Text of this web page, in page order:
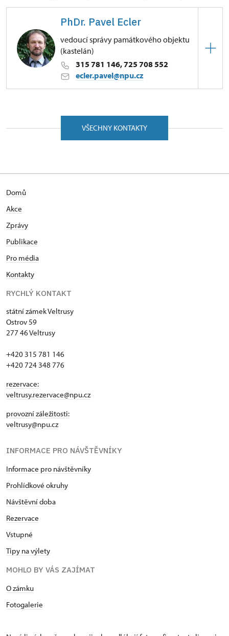
PhDr. Pavel Ecler
vedoucí správy památkového objektu
(kastelán)
315 781 146, 725 708 552
ecler.pavel@npu.cz
Ostrov 59/, Veltrusy 27746
opravit na desítku budov, mostků a kilometry cest v
využívající obnovené objekty pro edukační aktivity.
Pavel Ecler je členem Rady projektu Národního
VŠECHNY KONTAKTY
Domů
Akce
Zprávy
Publikace
Pro média
Kontakty
RYCHLÝ KONTAKT
státní zámek Veltrusy
Ostrov 59
277 46 Veltrusy
+420 315 781 146
+420 724 348 776
rezervace:
veltrusy.rezervace@npu.cz
provozní záležitosti:
veltrusy@npu.cz
INFORMACE PRO NÁVŠTĚVNÍKY
Informace pro návštěvníky
Prohlídkové okruhy
Návštěvní doba
Rezervace
Vstupné
Tipy na výlety
MOHLO BY VÁS ZAJÍMAT
O zámku
Fotogalerie